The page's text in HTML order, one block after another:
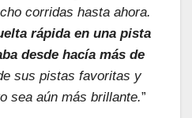
corridas hasta ahora.
rápida en una pista
desde hacía más de
sus pistas favoritas y
sea aún más brillante.”